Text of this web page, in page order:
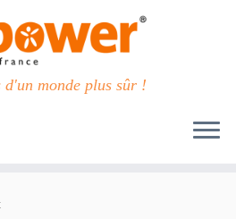
d'un monde plus sûr !